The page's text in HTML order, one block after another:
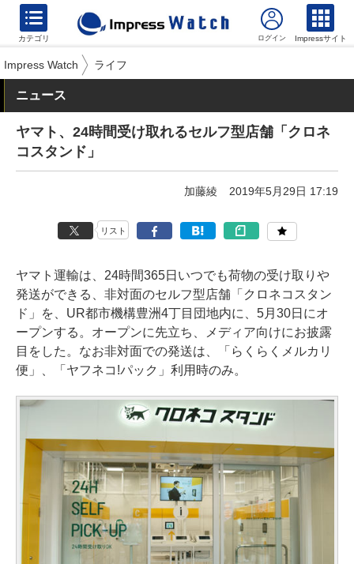
カテゴリ Impressサイト
Impress Watch ライフ
ニュース
ヤマト、24時間受け取れるセルフ型店舗「クロネ
コスタンド」
加藤綾 2019年5月29日 17:19
リスト
ヤマト運輸は、24時間365日いつでも荷物の受け取りや
発送ができる、非対面のセルフ型店舗「クロネコスタン
ド」を、UR都市機構豊洲4丁目団地内に、5月30日にオ
ープンする。オープンに先立ち、メディア向けにお披露
目をした。なお非対面での発送は、「らくらくメルカリ
便」、「ヤフネコ!パック」利用時のみ。